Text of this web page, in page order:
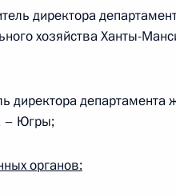
Ханты-Мансийского
директора
хозяйства Ханты-
директора департамента
– Югры;
органов: